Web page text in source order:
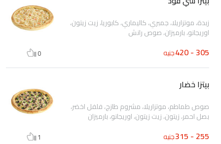
زبدة، موتزاريلا، جمبري، كاليماري، كابوريا، زيت زيتون،
اوريجانو، بارميزان، صوص رانش
305 - 420 جنيه 0
بيتزا خضار
صوص طماطم، موتزاريلا، مشروم طازج، فلفل اخضر،
بصل احمر، زيتون، زيت زيتون، اوريجانو، بارميزان
255 - 315 جنيه 1